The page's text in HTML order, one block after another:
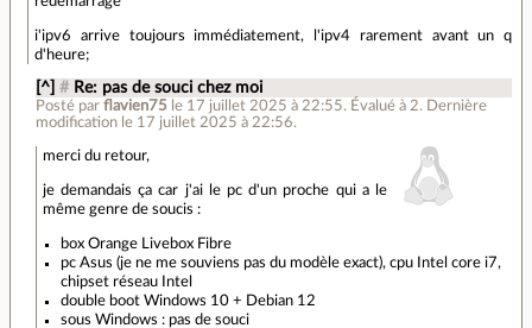
i'ipv6 arrive toujours immédiatement, l'ipv4 rarement avant un q
d'heure;
[^] # Re: pas de souci chez moi
Posté par flavien75 le 17 juillet 2025 à 22:55.Évalué à 2.Dernière
modification le 17 juillet 2025 à 22:56.
merci du retour,
je demandais ça car j'ai le pc d'un proche qui a le
même genre de soucis :
box Orange Livebox Fibre
pc Asus (je ne me souviens pas du modèle exact), cpu Intel core i7,
chipset réseau Intel
double boot Windows 10 + Debian 12
sous Windows : pas de souci